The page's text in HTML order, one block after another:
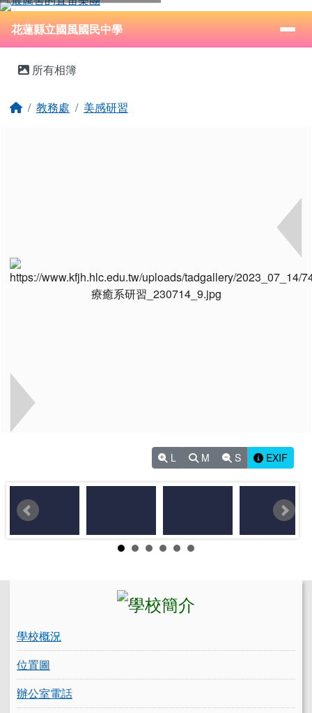
跳至主內容區
花蓮縣立國風國民中學
⏸
導覽列
花蓮縣立國風國民中學
所有相簿
回首頁
教務處 美感研習
L M S EXIF
學校概況
位置圖
辦公室電話